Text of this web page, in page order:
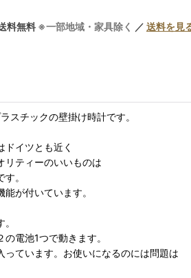
料無料 ※一部地域・家具除く ／ 送料を見
スチックの壁掛け時計です。
ドイツとも近く
リティーのいいものは
。
が付いています。
電池1つで動きます。
っています。お使いになるのには問題は